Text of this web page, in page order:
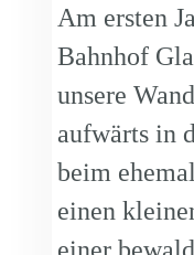
Am ersten
Bahnhof
unsere
aufwärts in
beim
einen